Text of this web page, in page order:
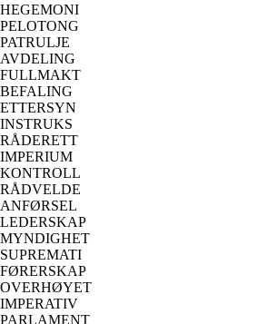
HEGEMONI
PELOTONG
PATRULJE
AVDELING
FULLMAKT
BEFALING
ETTERSYN
INSTRUKS
RÅDERETT
IMPERIUM
KONTROLL
RÅDVELDE
ANFØRSEL
LEDERSKAP
MYNDIGHET
SUPREMATI
FØRERSKAP
OVERHØYET
IMPERATIV
PARLAMENT